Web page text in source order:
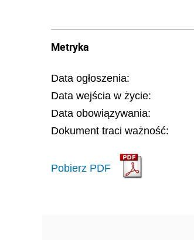
Metryka
Data ogłoszenia:
Data wejścia w życie:
Data obowiązywania:
Dokument traci ważność:
Pobierz PDF